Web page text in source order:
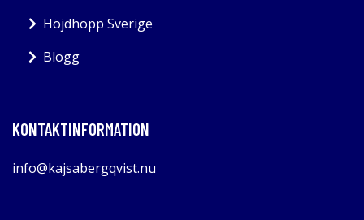
Höjdhopp Sverige
Blogg
KONTAKTINFORMATION
info@kajsabergqvist.nu